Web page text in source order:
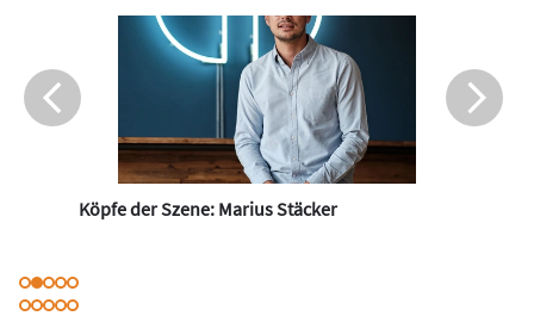
Köpfe der Szene: Marius Stäcker